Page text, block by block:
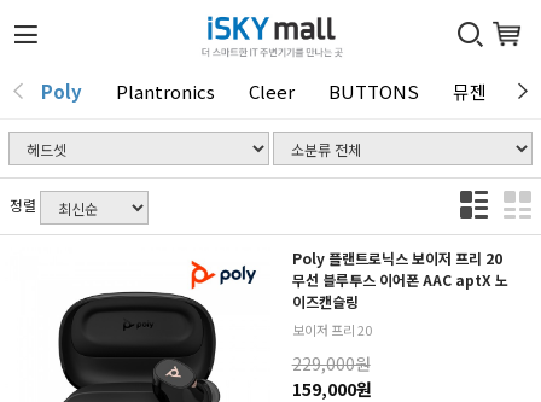
Poly Plantronics Cleer BUTTONS 뮤젠
1 / 0
정렬
Poly 플랜트로닉스 보이저 프리 20
무선 블루투스 이어폰 AAC aptX 노
이즈캔슬링
보이저 프리 20
229,000원
159,000원